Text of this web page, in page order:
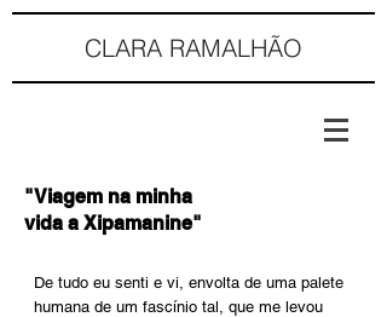
CLARA RAMALHÃO
"Viagem na minha
vida a Xipamanine"
De tudo eu senti e vi, envolta de uma palete
humana de um fascínio tal, que me levou